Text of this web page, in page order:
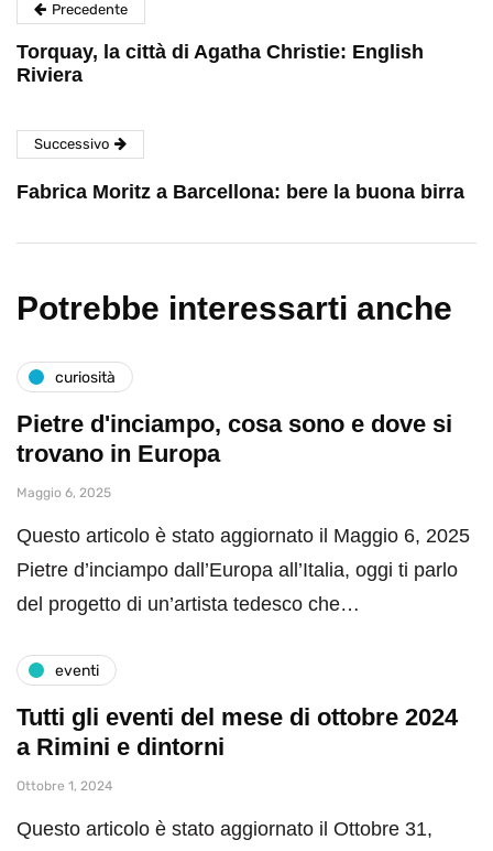
Precedente
Torquay, la città di Agatha Christie: English
Riviera
Successivo
Fabrica Moritz a Barcellona: bere la buona birra
Potrebbe interessarti anche
curiosità
Pietre d'inciampo, cosa sono e dove si
trovano in Europa
Maggio 6, 2025
Questo articolo è stato aggiornato il Maggio 6, 2025
Pietre d’inciampo dall’Europa all’Italia, oggi ti parlo
del progetto di un’artista tedesco che…
eventi
Tutti gli eventi del mese di ottobre 2024
a Rimini e dintorni
Ottobre 1, 2024
Questo articolo è stato aggiornato il Ottobre 31,